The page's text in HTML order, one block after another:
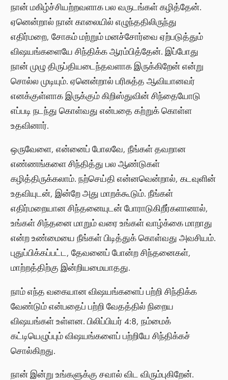
நான் மகிழ்ச்சியற்றவளாக பல வருடங்கள் கழித்தேன்.
ஏனென்றால் நான் காலையில் எழுந்ததிலிருந்து
எதிர்மறை, சோகம் மற்றும் மனச்சோர்வை ஏற்படுத்தும்
விஷயங்களையே சிந்திக்க ஆரம்பித்தேன். இப்போது
நான் முழு திருப்தியடைந்தவளாக இருக்கிறேன் என்று
சொல்ல முடியும். ஏனென்றால் பரிசுத்த ஆவியானவர்
எனக்குள்ளாக இருக்கும் கிறிஸ்துவின் சிந்தையோடு
எப்படி நடந்து கொள்வது என்பதை கற்றுக் கொள்ள
உதவினார்.
ஒருவேளை, என்னைப் போலவே, நீங்கள் தவறான
எண்ணங்களை சிந்தித்து பல ஆண்டுகள்
கழித்திருக்கலாம். நற்செய்தி என்னவென்றால், கடவுளின்
உதவியுடன், இன்றே அது மாறக்கூடும். நீங்கள்
எதிர்மறையான சிந்தனையுடன் போராடுகிறீர்களானால்,
உங்கள் சிந்தனை மாறும் வரை உங்கள் வாழ்க்கை மாறாது
என்ற உண்மையை நீங்கள் பிடித்துக் கொள்வது அவசியம்.
புதுப்பிக்கப்பட்ட, தேவனைப் போன்ற சிந்தனைகள்,
மாற்றத்திற்கு இன்றியமையாதது.
நாம் எந்த வகையான விஷயங்களைப் பற்றி சிந்திக்க
வேண்டும் என்பதைப் பற்றி வேதத்தில் நிறைய
விஷயங்கள் உள்ளன. பிலிப்பியர் 4:8, நம்மைக்
கட்டியெழுப்பும் விஷயங்களைப் பற்றியே சிந்திக்கச்
சொல்கிறது.
நான் இன்று உங்களுக்கு சவால் விட விரும்புகிறேன்.